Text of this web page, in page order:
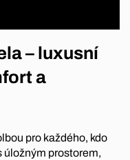
– luxusní
a
pro každého, kdo
úložným prostorem,